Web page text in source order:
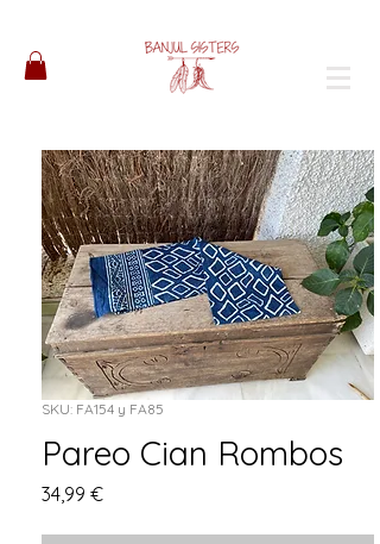
SKU: FA154 y FA85
Pareo Cian Rombos
34,99 €Precio